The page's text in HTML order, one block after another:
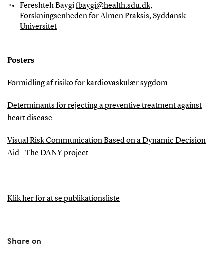
Fereshteh Baygifbaygi@health.sdu.dk,
Forskningsenheden for Almen Praksis, Syddansk
Universitet
Posters
Formidling af risiko for kardiovaskulær sygdom
Determinants for rejecting a preventive treatment against
heart disease
Visual Risk Communication Based on a Dynamic Decision
Aid - The DANY project
Klik her for at se publikationsliste
Share on